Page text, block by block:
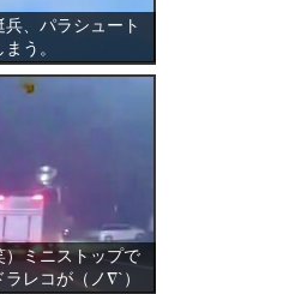
兵、パラシュート
う。
）ミニストップで
レコが（ノ∇`）